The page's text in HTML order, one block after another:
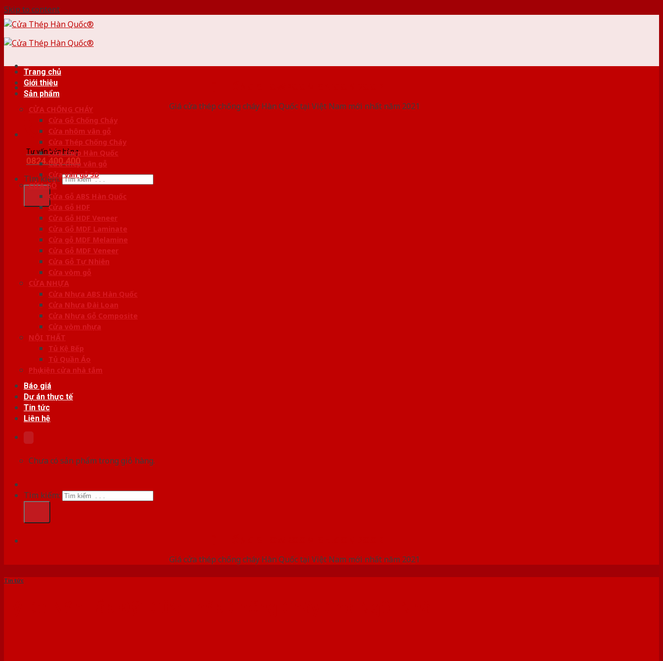
Skip to content
Giá cửa thép chống cháy Hàn Quốc tại Việt Nam mới nhất năm 2021
Tư vấn bán hàng
0824.400.400
Tìm kiếm:
Trang chủ
Giới thiệu
Sản phẩm
CỬA CHỐNG CHÁY
Cửa Gỗ Chống Cháy
Cửa nhôm vân gỗ
Cửa Thép Chống Cháy
Cửa thép Hàn Quốc
Cửa thép vân gỗ
Cửa vân gỗ 5D
CỬA GỖ
Cửa Gỗ ABS Hàn Quốc
Cửa Gỗ HDF
Cửa Gỗ HDF Veneer
Cửa Gỗ MDF Laminate
Cửa gỗ MDF Melamine
Cửa Gỗ MDF Veneer
Cửa Gỗ Tự Nhiên
Cửa vòm gỗ
CỬA NHỰA
Cửa Nhựa ABS Hàn Quốc
Cửa Nhựa Đài Loan
Cửa Nhựa Gỗ Composite
Cửa vòm nhựa
NỘI THẤT
Tủ Kệ Bếp
Tủ Quần Áo
Phụ kiện cửa nhà tắm
Báo giá
Dự án thực tế
Tin tức
Liên hệ
Chưa có sản phẩm trong giỏ hàng.
Tìm kiếm:
Giá cửa thép chống cháy Hàn Quốc tại Việt Nam mới nhất năm 2021
Tin tức